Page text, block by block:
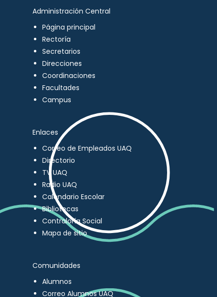
Administración Central
Página principal
Rectoría
Secretarios
Direcciones
Coordinaciones
Facultades
Campus
Enlaces
Correo de Empleados UAQ
Directorio
TV UAQ
Radio UAQ
Calendario Escolar
Bibliotecas
Contraloría Social
Mapa de sitio
Comunidades
Alumnos
Correo Alumnos UAQ